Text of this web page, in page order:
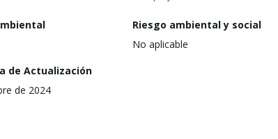
Riesgo ambiental y social
No aplicable
de Actualización
de 2024